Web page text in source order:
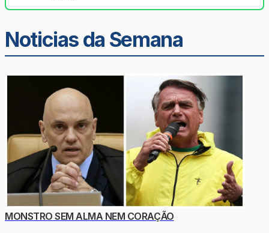
Noticias da Semana
MONSTRO SEM ALMA NEM CORAÇÃO